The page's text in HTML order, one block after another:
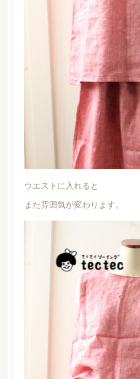
ウエストに入れると
また雰囲気が変わります。